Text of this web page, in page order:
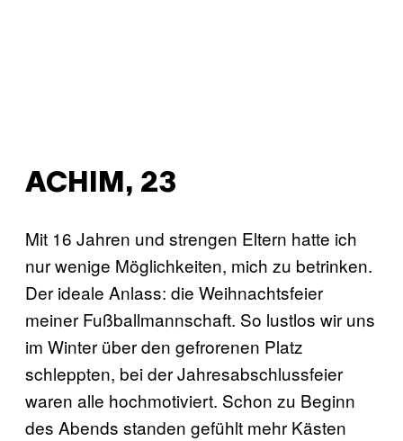
ACHIM, 23
Mit 16 Jahren und strengen Eltern hatte ich
nur wenige Möglichkeiten, mich zu betrinken.
Der ideale Anlass: die Weihnachtsfeier
meiner Fußballmannschaft. So lustlos wir uns
im Winter über den gefrorenen Platz
schleppten, bei der Jahresabschlussfeier
waren alle hochmotiviert. Schon zu Beginn
des Abends standen gefühlt mehr Kästen